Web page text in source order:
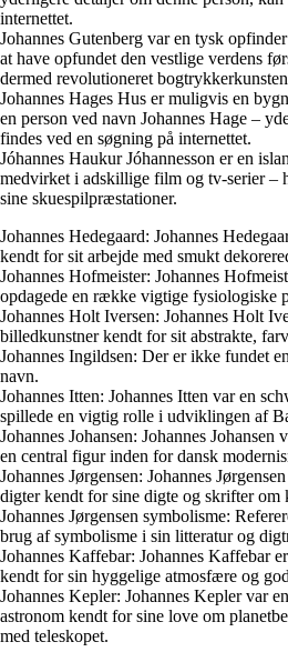
internettet.
Johannes Gutenberg var en tysk
at have opfundet den vestlige verdens
dermed revolutioneret
Johannes Hages Hus er muligvis en
en person ved navn Johannes Hage –
findes ved en søgning på internettet.
Jóhannes Haukur Jóhannesson er en
medvirket i adskillige film og tv-serier –
sine skuespilpræstationer.
Johannes Hedegaard: Johannes
kendt for sit arbejde med smukt
Johannes Hofmeister: Johannes
opdagede en række vigtige fysiologiske
Johannes Holt Iversen: Johannes Holt
billedkunstner kendt for sit abstrakte,
Johannes Ingildsen: Der er ikke fundet
navn.
Johannes Itten: Johannes Itten var en
spillede en vigtig rolle i udviklingen af
Johannes Johansen: Johannes
en central figur inden for dansk
Johannes Jørgensen: Johannes
digter kendt for sine digte og skrifter om
Johannes Jørgensen symbolisme:
brug af symbolisme i sin litteratur og
Johannes Kaffebar: Johannes Kaffebar
kendt for sin hyggelige atmosfære og
Johannes Kepler: Johannes Kepler var
astronom kendt for sine love om
med teleskopet.